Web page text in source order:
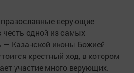
православные верующие
честь одной из самых
Казанской иконы Божией
крестный ход, в котором
участие много верующих.